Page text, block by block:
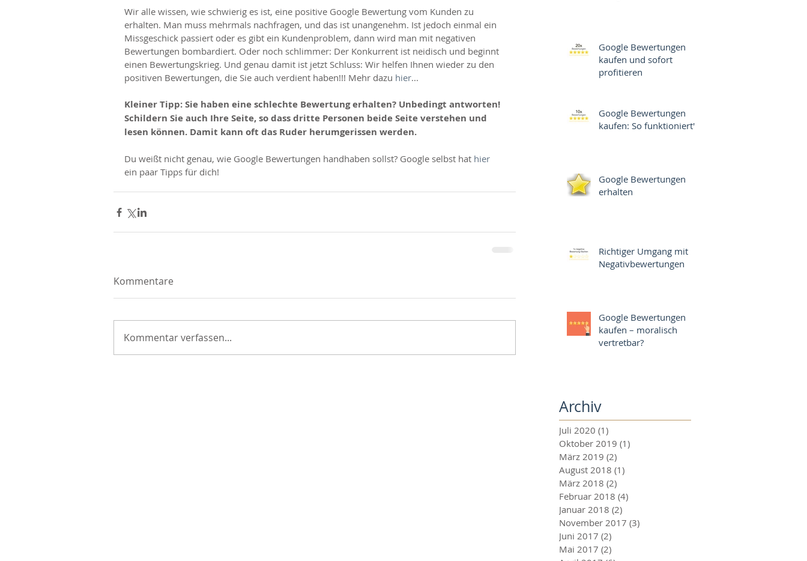
Wir alle wissen, wie schwierig es ist, eine positive Google Bewertung vom Kunden zu
erhalten. Man muss mehrmals nachfragen, und das ist unangenehm. Ist jedoch einmal ein
Missgeschick passiert oder es gibt ein Kundenproblem, dann wird man mit negativen
Bewertungen bombardiert. Oder noch schlimmer: Der Konkurrent ist neidisch und beginnt
einen Bewertungskrieg. Und genau damit ist jetzt Schluss: Wir helfen Ihnen wieder zu den
positiven Bewertungen, die Sie auch verdient haben!!! Mehr dazu hier...
Kleiner Tipp: Sie haben eine schlechte Bewertung erhalten? Unbedingt antworten!
Schildern Sie auch Ihre Seite, so dass dritte Personen beide Seite verstehen und
lesen können. Damit kann oft das Ruder herumgerissen werden.
Du weißt nicht genau, wie Google Bewertungen handhaben sollst? Google selbst hat hier
ein paar Tipps für dich!
Kommentare
Kommentar verfassen...
Google Bewertungen
kaufen und sofort
profitieren
Google Bewertungen
kaufen: So funktioniert's
Google Bewertungen
erhalten
Richtiger Umgang mit
Negativbewertungen
Google Bewertungen
kaufen – moralisch
vertretbar?
Archiv
Juli 2020 (1)
Oktober 2019 (1)
März 2019 (2)
August 2018 (1)
März 2018 (2)
Februar 2018 (4)
Januar 2018 (2)
November 2017 (3)
Juni 2017 (2)
Mai 2017 (2)